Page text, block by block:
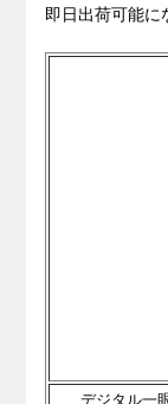
即日出荷可能に
デジタル一